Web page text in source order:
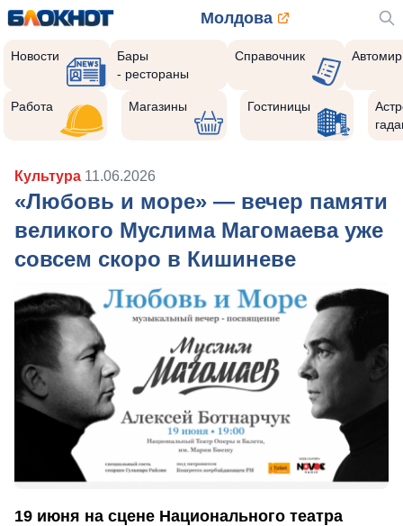
Молдова
Новости
Бары
- рестораны
Справочник Автомир
Работа Магазины Гостиницы
Культура 11.06.2026
«Любовь и море» — вечер памяти
великого Муслима Магомаева уже
совсем скоро в Кишиневе
19 июня на сцене Национального театра